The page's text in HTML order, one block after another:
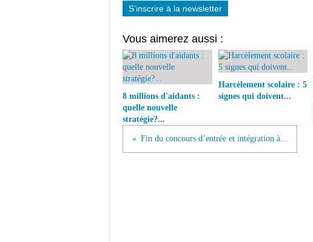
S'inscrire à la newsletter
Vous aimerez aussi :
8 millions d'aidants :
quelle nouvelle
stratégie?...
Harcèlement scolaire : 5
signes qui doivent...
Fin du concours d’entrée et intégration à...